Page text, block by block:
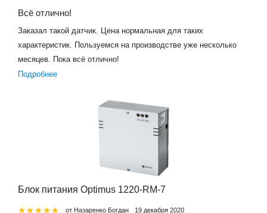
Всё отлично!
Заказал такой датчик. Цена нормальная для таких
характеристик. Пользуемся на производстве уже несколько
месяцев. Пока всё отлично!
Подробнее
Блок питания Optimus 1220-RM-7
от Назаренко Богдан 19 декабря 2020